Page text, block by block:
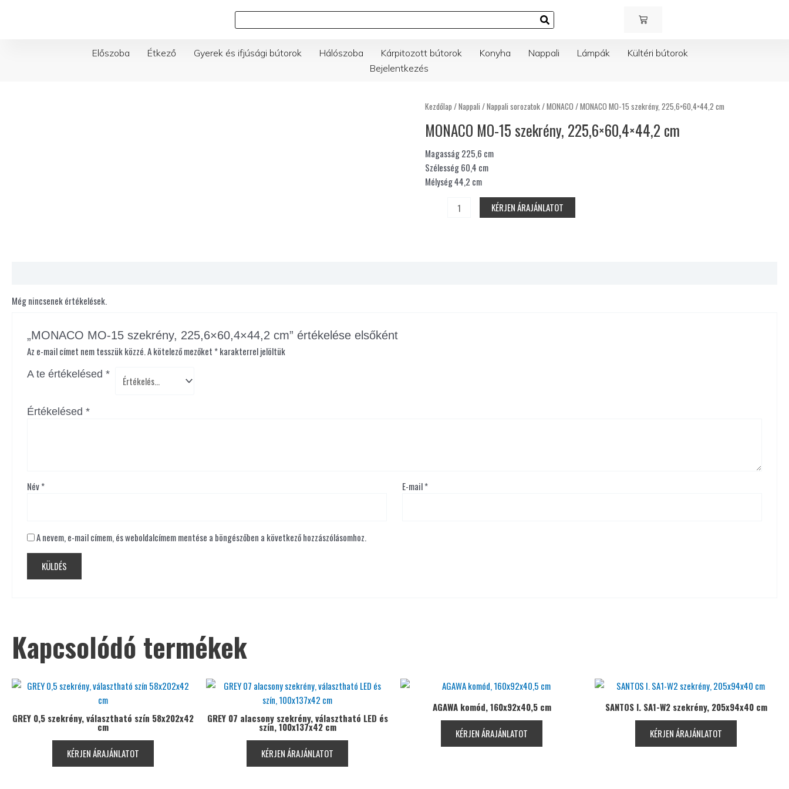
Keresés KOSÁR
Előszoba Étkező Gyerek és ifjúsági bútorok Hálószoba Kárpitozott bútorok Konyha Nappali Lámpák
Kültéri bútorok
Bejelentkezés
Kezdőlap /Nappali /Nappali sorozatok/MONACO / MONACO MO-15 szekrény, 225,6×60,4×44,2 cm
MONACO MO-15 szekrény, 225,6×60,4×44,2 cm
Magasság 225,6 cm
Szélesség 60,4 cm
Mélység 44,2 cm
MONACO
15
szekrény,
225,6×60,4×44,2
cm
mennyiség
KÉRJEN ÁRAJÁNLATOT
Még nincsenek értékelések.
„MONACO MO-15 szekrény, 225,6×60,4×44,2 cm” értékelése elsőként
Az e-mail címet nem tesszük közzé.A kötelező mezőket *karakterrel jelöltük
A te értékelésed*
Értékelésed*
Név* E-mail*
A nevem, e-mail címem, és weboldalcímem mentése a böngészőben a következő hozzászólásomhoz.
Kapcsolódó termékek
GREY 0,5 szekrény, választható szín 58x202x42
cm
KÉRJEN ÁRAJÁNLATOT
GREY 07 alacsony szekrény, választható LED és
szín, 100x137x42 cm
KÉRJEN ÁRAJÁNLATOT
AGAWA komód, 160x92x40,5 cm
KÉRJEN ÁRAJÁNLATOT
SANTOS I. SA1-W2 szekrény, 205x94x40 cm
KÉRJEN ÁRAJÁNLATOT